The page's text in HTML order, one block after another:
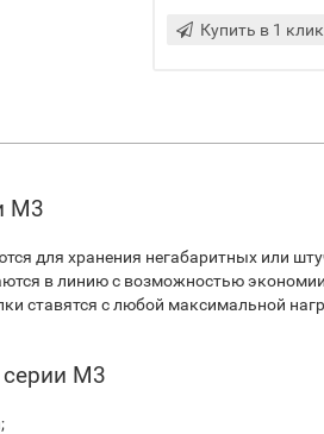
Купить в 1 клик
М3
для хранения негабаритных или
в линию с возможностью
ставятся с любой максимальной
М3